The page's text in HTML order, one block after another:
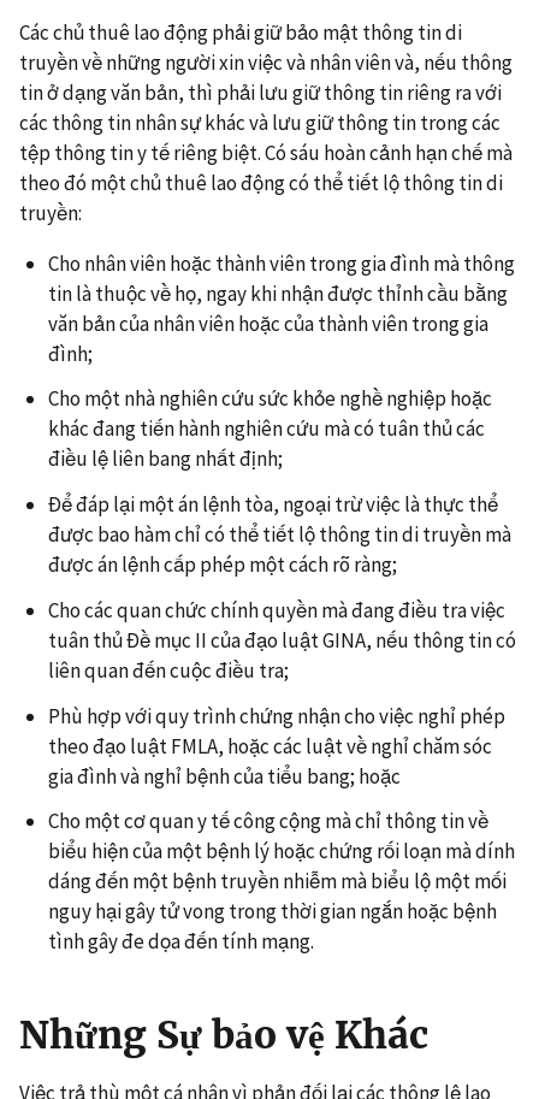
Các chủ thuê lao động phải giữ bảo mật thông tin di
truyền về những người xin việc và nhân viên và, nếu thông
tin ở dạng văn bản, thì phải lưu giữ thông tin riêng ra với
các thông tin nhân sự khác và lưu giữ thông tin trong các
tệp thông tin y tế riêng biệt. Có sáu hoàn cảnh hạn chế mà
theo đó một chủ thuê lao động có thể tiết lộ thông tin di
truyền:
Cho nhân viên hoặc thành viên trong gia đình mà thông
tin là thuộc về họ, ngay khi nhận được thỉnh cầu bằng
văn bản của nhân viên hoặc của thành viên trong gia
đình;
Cho một nhà nghiên cứu sức khỏe nghề nghiệp hoặc
khác đang tiến hành nghiên cứu mà có tuân thủ các
điều lệ liên bang nhất định;
Để đáp lại một án lệnh tòa, ngoại trừ việc là thực thể
được bao hàm chỉ có thể tiết lộ thông tin di truyền mà
được án lệnh cấp phép một cách rõ ràng;
Cho các quan chức chính quyền mà đang điều tra việc
tuân thủ Đề mục II của đạo luật GINA, nếu thông tin có
liên quan đến cuộc điều tra;
Phù hợp với quy trình chứng nhận cho việc nghỉ phép
theo đạo luật FMLA, hoặc các luật về nghỉ chăm sóc
gia đình và nghỉ bệnh của tiểu bang; hoặc
Cho một cơ quan y tế công cộng mà chỉ thông tin về
biểu hiện của một bệnh lý hoặc chứng rối loạn mà dính
dáng đến một bệnh truyền nhiễm mà biểu lộ một mối
nguy hại gây tử vong trong thời gian ngắn hoặc bệnh
tình gây đe dọa đến tính mạng.
Những Sự bảo vệ Khác
Việc trả thù một cá nhân vì phản đối lại các thông lệ lao